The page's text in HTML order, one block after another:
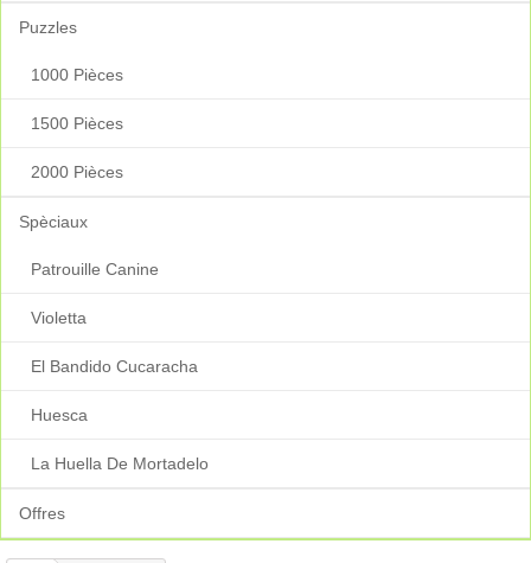
Puzzles
1000 Pièces
1500 Pièces
2000 Pièces
Spèciaux
Patrouille Canine
Violetta
El Bandido Cucaracha
Huesca
La Huella De Mortadelo
Offres